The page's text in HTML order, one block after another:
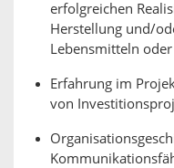
erfolgreichen
Herstellung und/
Lebensmitteln
Erfahrung im
von